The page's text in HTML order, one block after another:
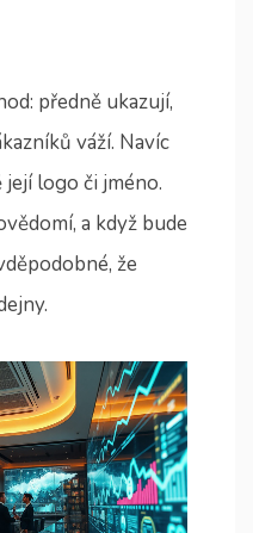
předně ukazují,
váží. Navíc
logo či jméno.
a když bude
že